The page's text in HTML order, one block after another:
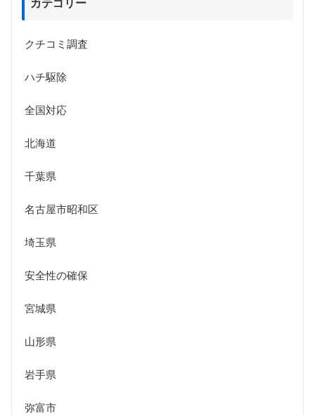
カテゴリー
クチコミ調査
ハチ駆除
全国対応
北海道
千葉県
名古屋市昭和区
埼玉県
安全性の確保
宮城県
山形県
岩手県
弥富市